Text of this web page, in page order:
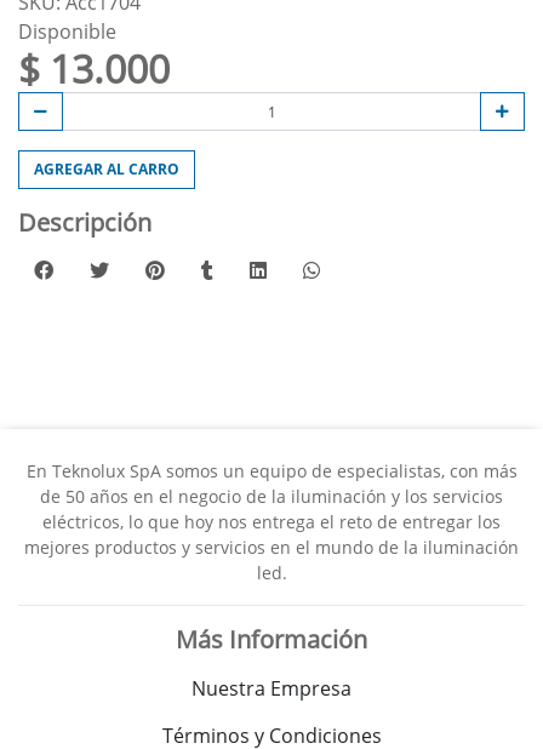
Disponible
$ 13.000
AGREGAR AL CARRO
Descripción
En Teknolux SpA somos un equipo de especialistas, con más
de 50 años en el negocio de la iluminación y los servicios
eléctricos, lo que hoy nos entrega el reto de entregar los
mejores productos y servicios en el mundo de la iluminación
led.
Más Información
Nuestra Empresa
Términos y Condiciones